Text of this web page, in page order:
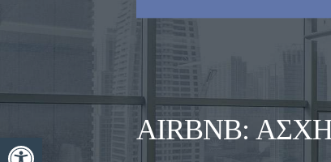
Ανοίξτε τη γραμμή εργαλείων
AIRBNB: